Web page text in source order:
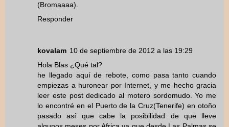
(Bromaaaa).
Responder
kovalam 10 de septiembre de 2012 a las 19:29
Hola Blas ¿Qué tal?
he llegado aquí de rebote, como pasa tanto cuando
empiezas a huronear por Internet, y me hecho gracia
leer este post dedicado al motero sordomudo. Yo me
lo encontré en el Puerto de la Cruz(Tenerife) en otoño
pasado así que cabe la posibilidad de que lleve